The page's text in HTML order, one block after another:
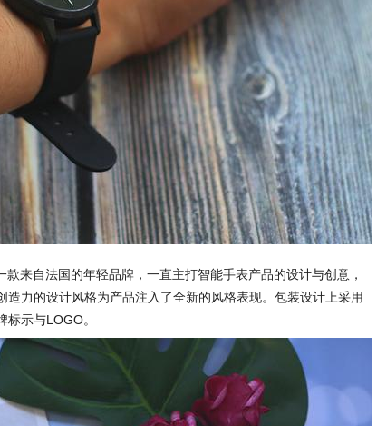
来自法国的年轻品牌，一直主打智能手表产品的设计与创意，
造力的设计风格为产品注入了全新的风格表现。包装设计上采用
示与LOGO。